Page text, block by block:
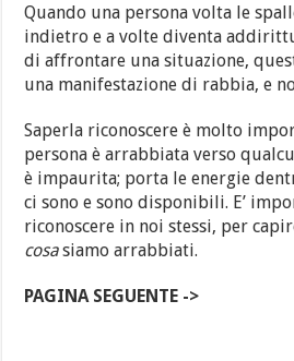
Quando una persona volta le
indietro e a volte diventa
di affrontare una situazione,
una manifestazione di rabbia, e
Saperla riconoscere è molto
persona è arrabbiata verso
è impaurita; porta le energie
ci sono e sono disponibili. E’
riconoscere in noi stessi, per
cosasiamo arrabbiati.
PAGINA SEGUENTE ->